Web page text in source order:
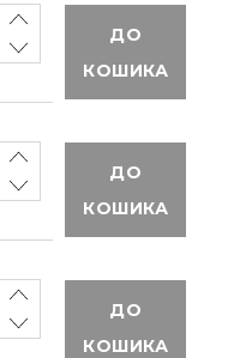
ДО
КОШИКА
ДО
КОШИКА
ДО
КОШИКА